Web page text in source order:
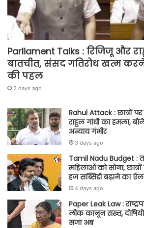
Parliament Talks : रिजिजू और
बातचीत, संसद गतिरोध खत्म
की पहल
2 days ago
Rahul Attack : छात्रों
राहुल गांधी का हमला,
अन्याय गंभीर
3 days ago
Tamil Nadu Budget :
महिलाओं को सोना,
हज सब्सिडी बढ़ाने का
4 days ago
Paper Leak Law :
लीक कानून सख्त, दोषियों
सजा अब